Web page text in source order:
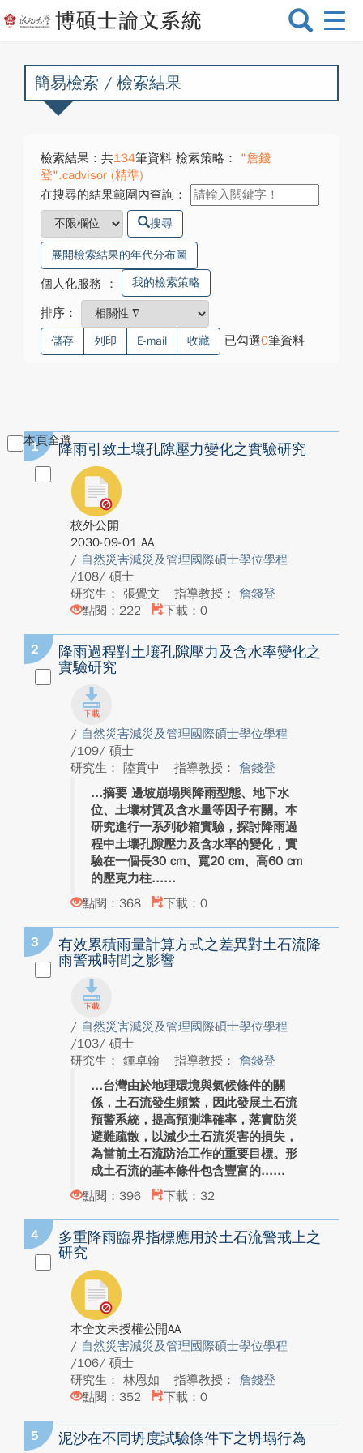
選
換
簡易檢索 / 檢索結果
檢索結果：共134筆資料 檢索策略：
"詹錢
登".cadvisor (精準)
在搜尋的結果範圍內查詢：
搜尋
展開檢索結果的年代分布圖
個人化服務 ： 我的檢索策略
排序：
儲存 列印 E-mail 收藏 已勾選0筆資料
本頁全選
1 降雨引致土壤孔隙壓力變化之實驗研究
校外公開
2030-09-01 AA
/ 自然災害減災及管理國際碩士學位學程
/108/ 碩士
研究生： 張覺文
指導教授： 詹錢登
點閱：222
下載：0
2
降雨過程對土壤孔隙壓力及含水率變化之
實驗研究
/ 自然災害減災及管理國際碩士學位學程
/109/ 碩士
研究生： 陸貫中
指導教授： 詹錢登
摘要 邊坡崩塌與降雨型態、地下水
位、土壤材質及含水量等因子有關。本
研究進行一系列砂箱實驗，探討降雨過
程中土壤孔隙壓力及含水率的變化，實
驗在一個長30 cm、寬20 cm、高60 cm
的壓克力柱...
點閱：368
下載：0
3
有效累積雨量計算方式之差異對土石流降
雨警戒時間之影響
/ 自然災害減災及管理國際碩士學位學程
/103/ 碩士
研究生： 鍾卓翰
指導教授： 詹錢登
台灣由於地理環境與氣候條件的關
係，土石流發生頻繁，因此發展土石流
預警系統，提高預測準確率，落實防災
避難疏散，以減少土石流災害的損失，
為當前土石流防治工作的重要目標。形
成土石流的基本條件包含豐富的...
點閱：396
下載：32
4
多重降雨臨界指標應用於土石流警戒上之
研究
本全文未授權公開AA
/ 自然災害減災及管理國際碩士學位學程
/106/ 碩士
研究生： 林恩如
指導教授： 詹錢登
點閱：352
下載：0
5 泥沙在不同坍度試驗條件下之坍塌行為